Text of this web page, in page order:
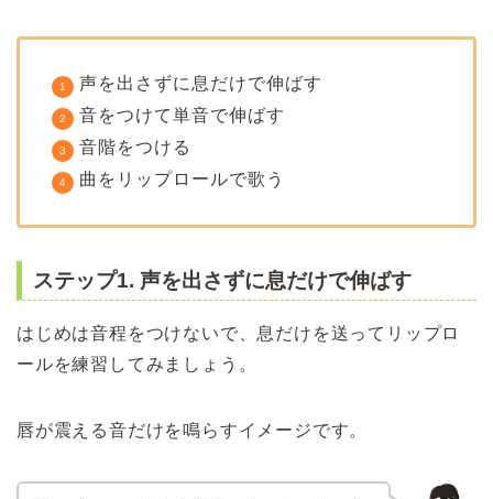
声を出さずに息だけで伸ばす
音をつけて単音で伸ばす
音階をつける
曲をリップロールで歌う
ステップ1. 声を出さずに息だけで伸ばす
はじめは音程をつけないで、息だけを送ってリップロ
ールを練習してみましょう。
唇が震える音だけを鳴らすイメージです。